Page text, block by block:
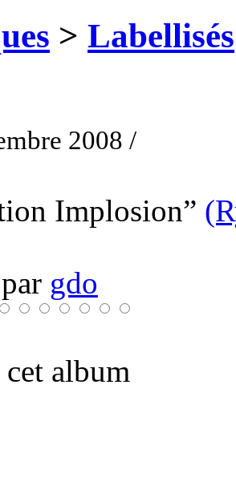
> Labellisés
2008 /
Implosion”
gdo
album